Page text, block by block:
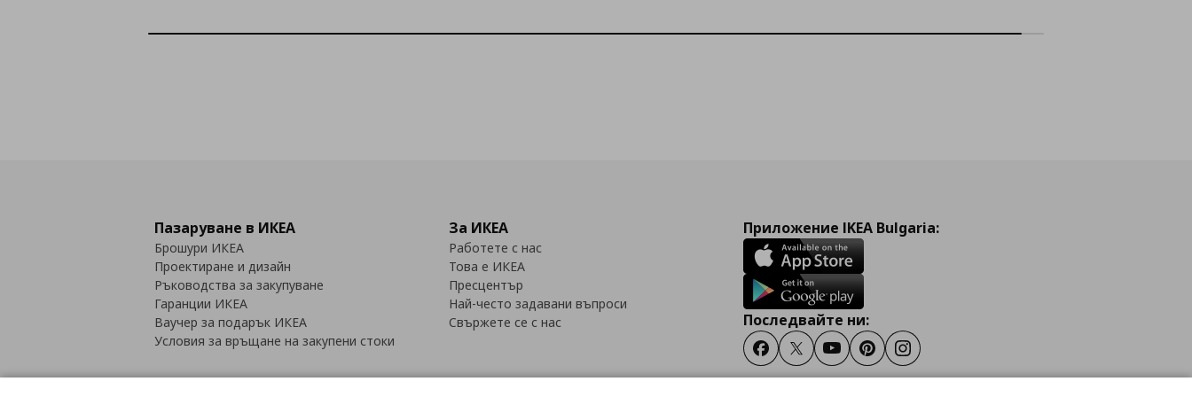
Пазаруване в ИКЕА
Брошури ИКЕА
Проектиране и дизайн
Ръководства за закупуване
Гаранции ИКЕА
Ваучер за подарък ИКЕА
Условия за връщане на закупени стоки
За ИКЕА
Работете с нас
Това е ИКЕА
Пресцентър
Най-често задавани въпроси
Свържете се с нас
Приложение IKEA Bulgaria:
Последвайте ни:
FacebookTwitterYoutubePinterestInstagram